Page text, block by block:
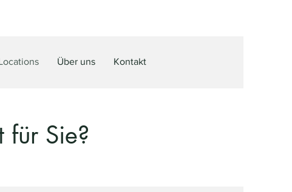
Über uns Kontakt
für Sie?